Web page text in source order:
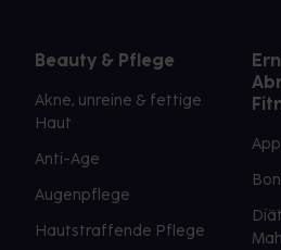
Beauty & Pflege
Akne, unreine & fettige
Haut
Anti-Age
Augenpflege
Hautstraffende Pflege